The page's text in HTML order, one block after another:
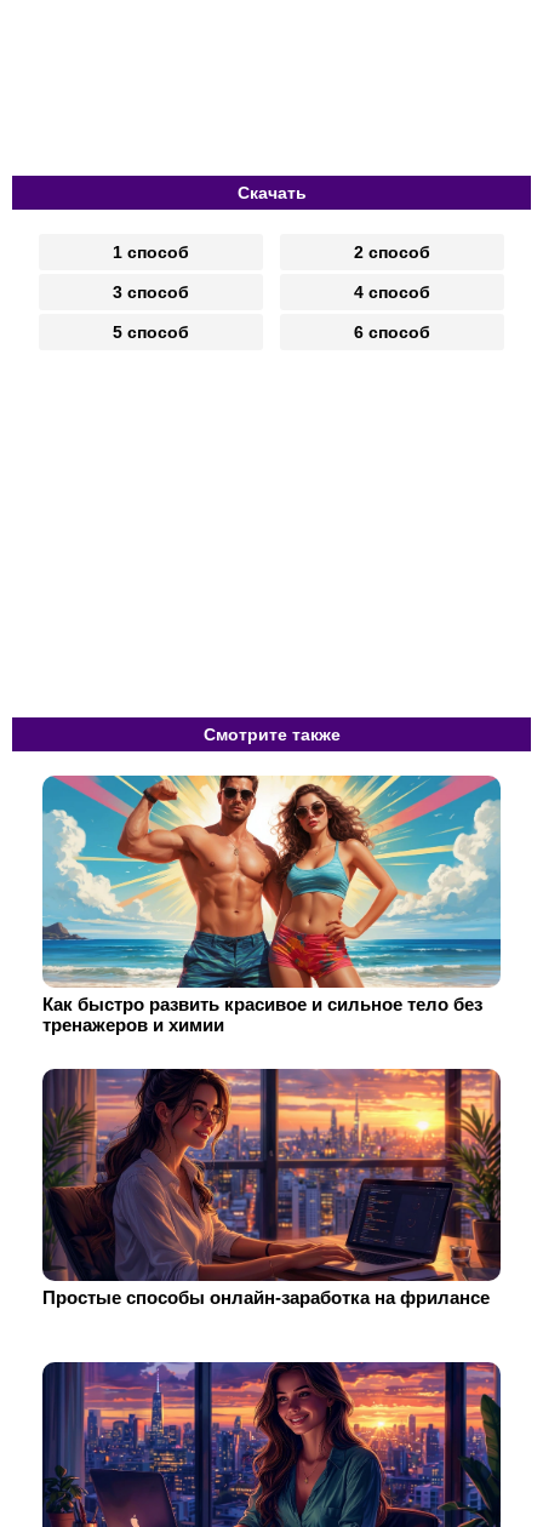
Скачать
1 способ 2 способ
3 способ 4 способ
5 способ 6 способ
Смотрите также
Как быстро развить красивое и сильное тело без
тренажеров и химии
Простые способы онлайн-заработка на фрилансе